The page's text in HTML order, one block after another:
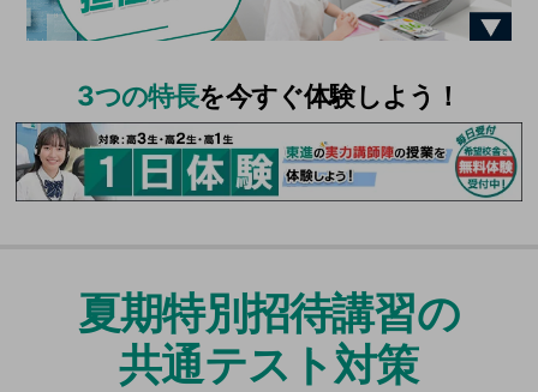
3つの特長を今すぐ体験しよう！
夏期特別招待講習の
共通テスト対策